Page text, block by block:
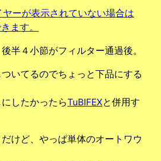
ーが表示されていない場合は
ます。
半４小節がフィルター通過後。
いてるのでちょっと下品にする
したかったらTuBIFEXと併用す
けど、やっぱ単体のオートワウ